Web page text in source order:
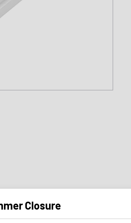
Closure